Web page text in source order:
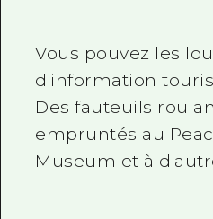
Vidéo
FAQ
Vous pouvez les
d'information
Des fauteuils
empruntés au
Museum et à